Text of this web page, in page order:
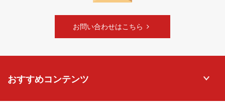
お問い合わせはこちら
おすすめコンテンツ